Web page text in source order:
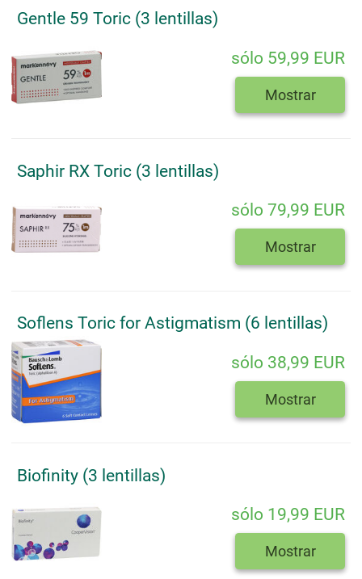
Gentle 59 Toric (3 lentillas)
sólo 59,99 EUR
Mostrar
Saphir RX Toric (3 lentillas)
sólo 79,99 EUR
Mostrar
Soflens Toric for Astigmatism (6 lentillas)
sólo 38,99 EUR
Mostrar
Biofinity (3 lentillas)
sólo 19,99 EUR
Mostrar